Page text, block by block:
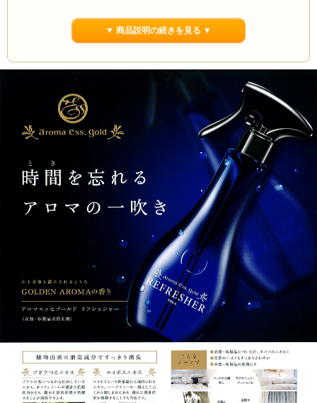
◆ブドウつるエキス
ブドウの若いつるから抽出しているエキス。ポリフェノールが豊富で抗酸化力を
もち、優れた消臭効果を発揮することが期待できます。
ら親しまれており、優れた消臭効果を発揮することでも有名です。
◆カキタンニンエキス
柿から抽出されるエキス。古来より民間薬や消臭・防臭等、様々な用途に使われ
てきた成分です。
お茶の葉から抽出されるエキス。消臭・抗菌効果に優れ、広く化粧品にも配合さ
■商品詳細
【製造販売元】株式会社ポーラ(POLA)
【商品】消臭剤
【容量】10Ｌ
※ポーラ商品は転売禁止となっております。
詰替容器・アプリケータ・コックなど無料提供品をご希望される方は提供品の個
数を選択後、
買い物カゴに入れてください。また、それ以上の個数をご希望をされる方はホテ
ル名（施設名）
を明記して頂き、お問い合わせ下さい。メーカーに確認後、場合によってはお出
▼ 商品説明の続きを見る ▼